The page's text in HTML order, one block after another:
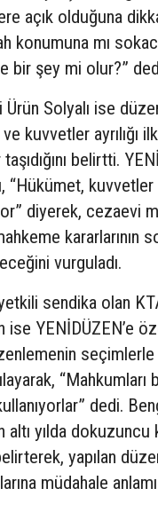
açık olduğuna
konumuna mı
bir şey mi olur?”
Solyalı ise
kuvvetler ayrılığı
belirtti.
“Hükümet, kuvvetler
diyerek, cezaevi
kararlarının
vurguladı.
sendika olan
ise YENİDÜZEN’e
seçimlerle
“Mahkumları
dedi.
altı yılda dokuzuncu
yapılan
müdahale anlamı